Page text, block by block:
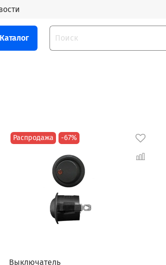
Каталог
Распродажа -67%
Выключатель